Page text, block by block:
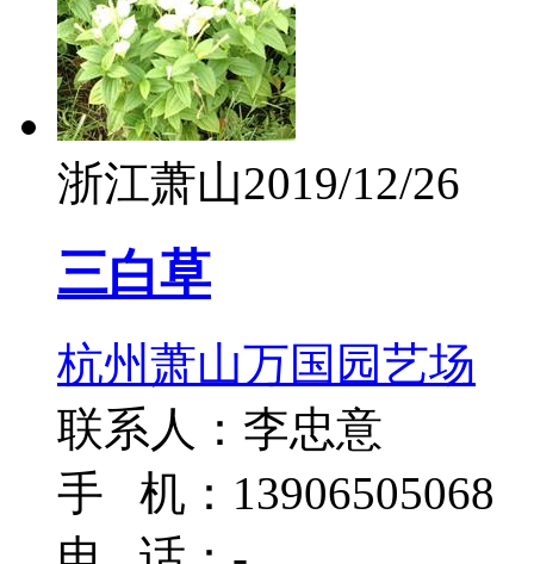
浙江萧山2019/12/26
三白草
杭州萧山万国园艺场
联系人：李忠意
手 机：13906505068